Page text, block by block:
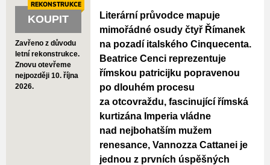
Literární průvodce mapuje
mimořádné osudy čtyř Římanek
na pozadí italského Cinquecenta.
Beatrice Cenci reprezentuje
římskou patricijku popravenou
po dlouhém procesu
za otcovraždu, fascinující římská
kurtizána Imperia vládne
nad nejbohatším mužem
renesance, Vannozza Cattanei je
jednou z prvních úspěšných
KOUPIT
REKONSTRUKCE
Zavřeno z důvodu
letní rekonstrukce.
Znovu otevřeme
nejpozději 10. října
2026.